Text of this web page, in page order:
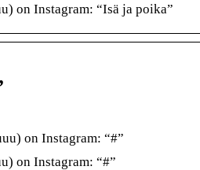
on Instagram: “Isä ja poika”
on Instagram: “#”
on Instagram: “#”